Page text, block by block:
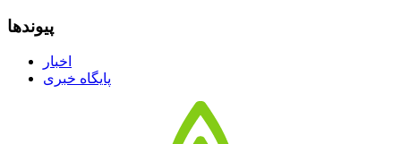
پیوندها
اخبار
پایگاه خبری